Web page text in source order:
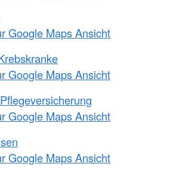
Google Maps Ansicht
Google Maps Ansicht
Google Maps Ansicht
Google Maps Ansicht